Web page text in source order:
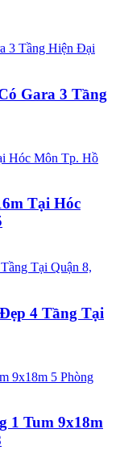
Gara 3 Tầng
Tại Hóc
4 Tầng Tại
1 Tum 9x18m